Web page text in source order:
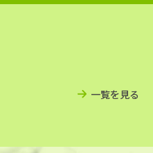
一覧を見る